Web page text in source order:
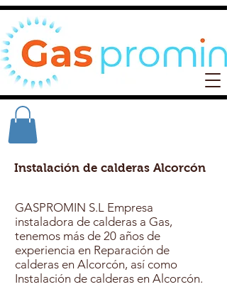
Instalación de calderas Alcorcón
GASPROMIN S.L Empresa
instaladora de calderas a Gas,
tenemos más de 20 años de
experiencia en Reparación de
calderas en Alcorcón, así como
Instalación de calderas en Alcorcón.